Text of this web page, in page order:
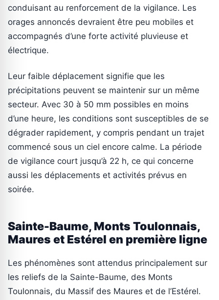
conduisant au renforcement de la vigilance. Les
orages annoncés devraient être peu mobiles et
accompagnés d’une forte activité pluvieuse et
électrique.
Leur faible déplacement signifie que les
précipitations peuvent se maintenir sur un même
secteur. Avec 30 à 50 mm possibles en moins
d’une heure, les conditions sont susceptibles de se
dégrader rapidement, y compris pendant un trajet
commencé sous un ciel encore calme. La période
de vigilance court jusqu’à 22 h, ce qui concerne
aussi les déplacements et activités prévus en
soirée.
Sainte-Baume, Monts Toulonnais,
Maures et Estérel en première ligne
Les phénomènes sont attendus principalement sur
les reliefs de la Sainte-Baume, des Monts
Toulonnais, du Massif des Maures et de l’Estérel.